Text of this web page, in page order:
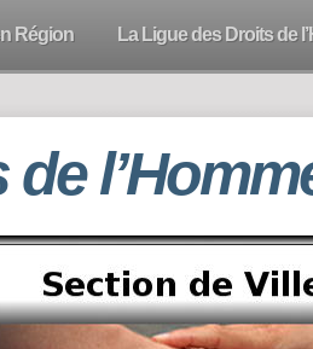
Région La Ligue des Droits de